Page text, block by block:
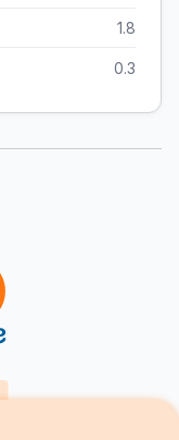
1.8
0.3